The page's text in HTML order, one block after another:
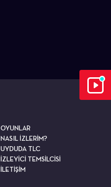
OYUNLAR
NASIL İZLERİM?
UYDUDA TLC
İZLEYİCİ TEMSİLCİSİ
İLETİŞİM